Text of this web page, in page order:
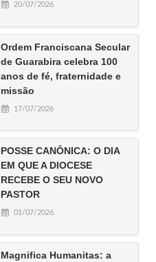
20/07/2026
Ordem Franciscana Secular
de Guarabira celebra 100
anos de fé, fraternidade e
missão
17/07/2026
POSSE CANÔNICA: O DIA
EM QUE A DIOCESE
RECEBE O SEU NOVO
PASTOR
01/07/2026
Magnifica Humanitas: a